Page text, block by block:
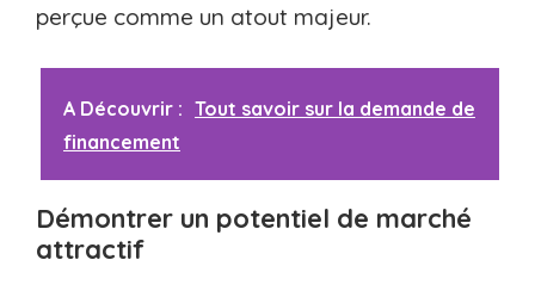
perçue comme un atout majeur.
A Découvrir : Tout savoir sur la demande de
financement
Démontrer un potentiel de marché
attractif